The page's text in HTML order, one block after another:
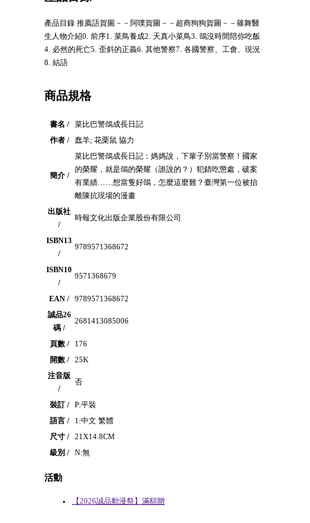
產品目錄 推薦語賀圖－－阿噗賀圖－－超商狗狗賀圖－－篠舞醫
生人物介紹0. 前序1. 菜鳥養成2. 天真小菜鳥3. 鴿沒時間陪你吃飯
4. 必然的死亡5. 歪斜的正義6. 其他警察7. 各國警察、工會、現況
8. 結語
商品規格
書名 /
菜比巴警鴿成長日記
作者 /
蠢羊; 花栗鼠 協力
簡介 /
菜比巴警鴿成長日記：媽媽說，下輩子別當警察！國家
的榮耀，就是鴿的榮耀（誰說的？）犯錯吃懲處，破案
有業績……想當隻好鴿，怎麼這麼難？臺灣第一位被抬
離陳抗現場的漫畫
出版社
/
時報文化出版企業股份有限公司
ISBN13
/
9789571368672
ISBN10
/
9571368679
EAN /
9789571368672
誠品26
碼 /
2681413085006
頁數 /
176
開數 /
25K
注音版
/
否
裝訂 /
P:平裝
語言 /
1:中文 繁體
尺寸 /
21X14.8CM
級別 /
N:無
活動
【2026誠品動漫祭】滿額贈